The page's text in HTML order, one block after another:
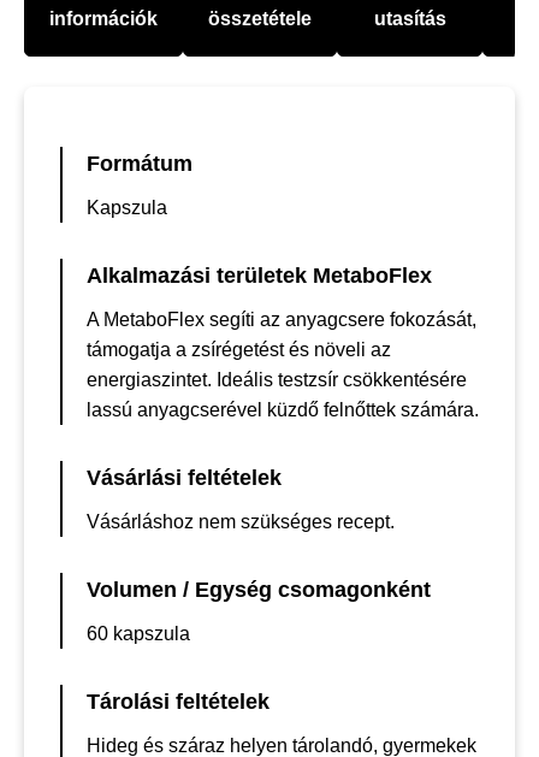
információk
összetétele
utasítás
Formátum
Kapszula
Alkalmazási területek MetaboFlex
A MetaboFlex segíti az anyagcsere fokozását,
támogatja a zsírégetést és növeli az
energiaszintet. Ideális testzsír csökkentésére
lassú anyagcserével küzdő felnőttek számára.
Vásárlási feltételek
Vásárláshoz nem szükséges recept.
Volumen / Egység csomagonként
60 kapszula
Tárolási feltételek
Hideg és száraz helyen tárolandó, gyermekek